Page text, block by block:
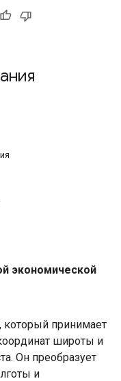
экономической
который принимает
широты и
Он преобразует
и